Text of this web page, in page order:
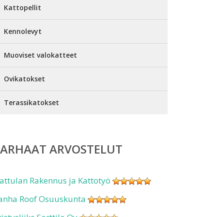
Kattopellit
Kennolevyt
Muoviset valokatteet
Ovikatokset
Terassikatokset
ARVOSTELUT
Rakennus ja Kattotyö
Roof Osuuskunta